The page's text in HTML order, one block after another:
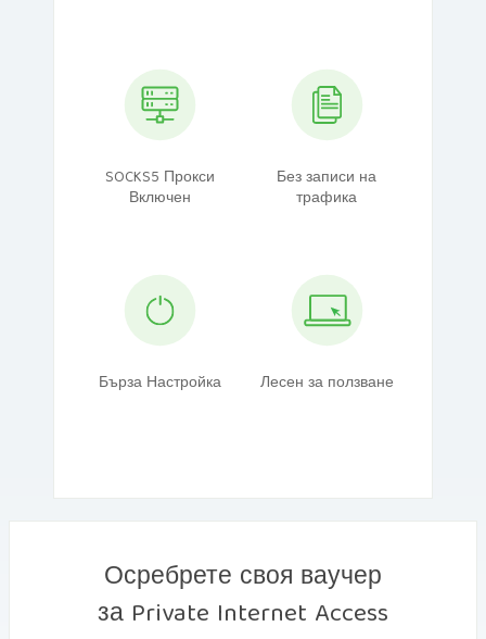
SOCKS5 Прокси
Включен
Без записи на
трафика
Бърза Настройка Лесен за ползване
Осребрете своя ваучер
за Private Internet Access